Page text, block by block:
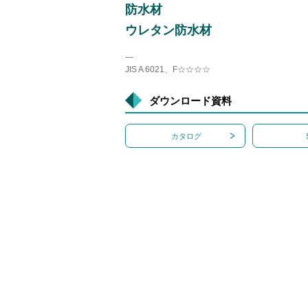
防水材
ウレタン防水材
―
JIS A 6021、F☆☆☆☆
ダウンロード資料
カタログ